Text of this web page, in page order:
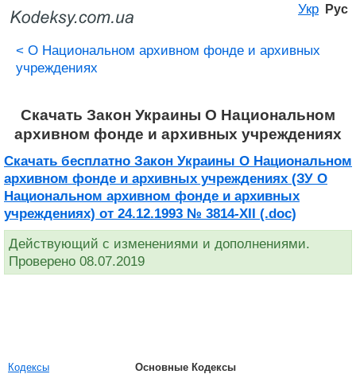
Укр Рус
< О Национальном архивном фонде и архивных
учреждениях
Скачать Закон Украины О Национальном
архивном фонде и архивных учреждениях
Скачать бесплатно Закон Украины О Национальном
архивном фонде и архивных учреждениях (ЗУ О
Национальном архивном фонде и архивных
учреждениях) от 24.12.1993 № 3814-XII (.doc)
Действующий с изменениями и дополнениями.
Проверено 08.07.2019
Кодексы
Основные Кодексы